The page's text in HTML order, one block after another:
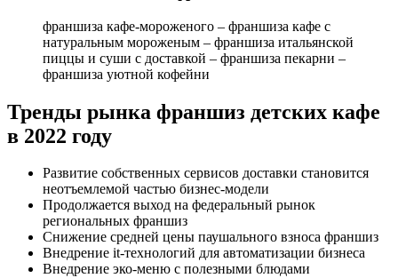
франшиза кафе-мороженого – франшиза кафе с
натуральным мороженым – франшиза итальянской
пиццы и суши с доставкой – франшиза пекарни –
франшиза уютной кофейни
Тренды рынка франшиз детских кафе
в 2022 году
Развитие собственных сервисов доставки становится
неотъемлемой частью бизнес-модели
Продолжается выход на федеральный рынок
региональных франшиз
Снижение средней цены паушального взноса франшиз
Внедрение it-технологий для автоматизации бизнеса
Внедрение эко-меню с полезными блюдами